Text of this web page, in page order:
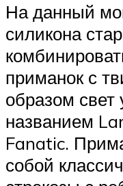
На данный
силикона
приманок с
образом
названием
Fanatic.
собой